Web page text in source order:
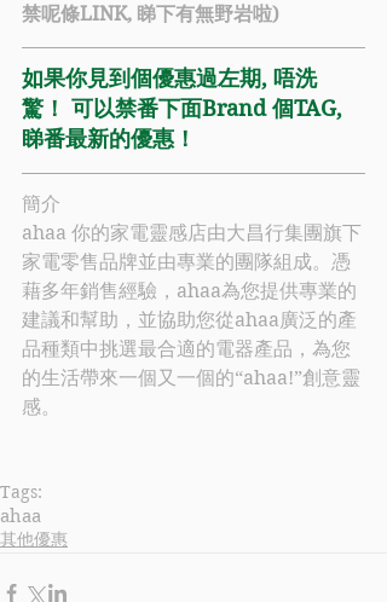
禁呢條LINK, 睇下有無野岩啦)
如果你見到個優惠過左期, 唔洗
驚！ 可以禁番下面Brand 個TAG,
睇番最新的優惠！
簡介
ahaa 你的家電靈感店由大昌行集團旗下
家電零售品牌並由專業的團隊組成。憑
藉多年銷售經驗， ahaa為您提供專業的
建議和幫助，並協助您從ahaa廣泛的產
品種類中挑選最合適的電器產品，為您
的生活帶來一個又一個的“ahaa!”創意靈
感。
Tags:
ahaa
其他優惠